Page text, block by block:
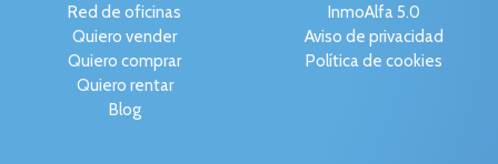
Red de oficinas
Quiero vender
Quiero comprar
Quiero rentar
Blog
InmoAlfa 5.0
Aviso de privacidad
Política de cookies